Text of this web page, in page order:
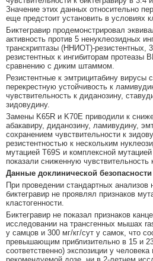
Значение этих данных относительно
еще предстоит установить в условиях
Биктегравир продемонстрировал
активность против 5 ненуклеозидных
транскриптазы (ННИОТ)-резистентных,
резистентных к ингибиторам протеазы
сравнению с диким штаммом.
Резистентные к эмтрицитабину вирусы
перекрестную устойчивость к
чувствительность к диданозину,
зидовудину.
Замены K65R и K70E приводили к
абакавиру, диданозину, ламивудину,
сохранением чувствительности к
резистентностью к нескольким
мутацией T69S и комплексной
показали сниженную
Данные доклинической безопасности
При проведении стандартных анализов
биктегравир не проявлял признаков
кластогенности.
Биктегравир не показал признаков
исследовании на трансгенных мышах
у самцов и 300 мг/кг/сут у самок, что
превышающим приблизительно в 15 и
соответственно) экспозиции у